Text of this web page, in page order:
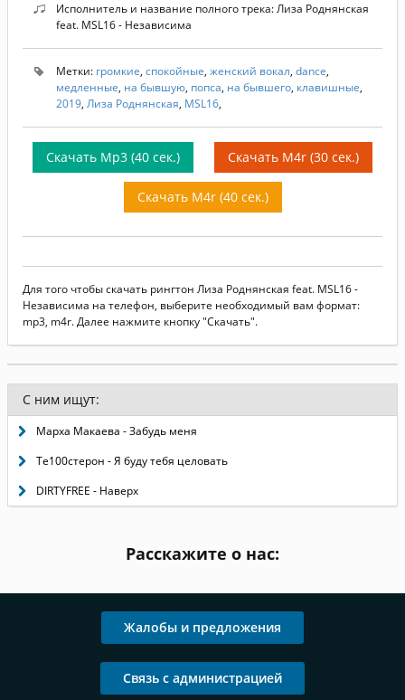
Исполнитель и название полного трека: Лиза Роднянская
feat. MSL16 - Независима
Метки: громкие, спокойные, женский вокал, dance,
медленные, на бывшую, попса, на бывшего, клавишные,
2019, Лиза Роднянская, MSL16,
Скачать Mp3 (40 сек.) Скачать M4r (30 сек.)
Скачать M4r (40 сек.)
Для того чтобы скачать рингтон Лиза Роднянская feat. MSL16 -
Независима на телефон, выберите необходимый вам формат:
mp3, m4r. Далее нажмите кнопку "Скачать".
С ним ищут:
Марха Макаева - Забудь меня
Те100стерон - Я буду тебя целовать
DIRTYFREE - Наверх
Расскажите о нас:
Жалобы и предложения
Связь с администрацией